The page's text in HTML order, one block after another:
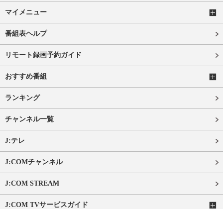
マイメニュー
番組表ヘルプ
リモート録画予約ガイド
おすすめ番組
ランキング
チャンネル一覧
J:テレ
J:COMチャンネル
J:COM STREAM
J:COM TVサービスガイド